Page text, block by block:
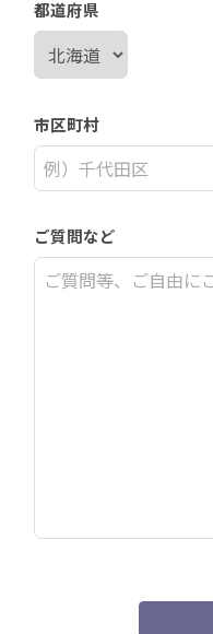
都道府県
市区町村
ご質問など